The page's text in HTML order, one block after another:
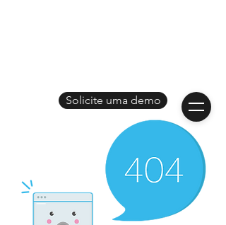
Solicite uma demo